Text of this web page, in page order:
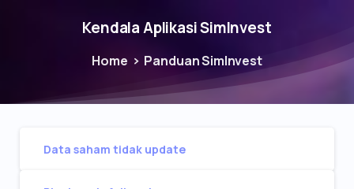
Kendala Aplikasi SimInvest
Home Panduan SimInvest
Data saham tidak update